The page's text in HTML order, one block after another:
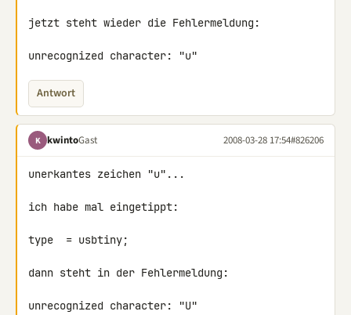
jetzt steht wieder die Fehlermeldung:
unrecognized character: "u"
Antwort
K kwintoGast 2008-03-28 17:54#826206
unerkantes zeichen "u"...
ich habe mal eingetippt:
type  = usbtiny;
dann steht in der Fehlermeldung:
unrecognized character: "U"